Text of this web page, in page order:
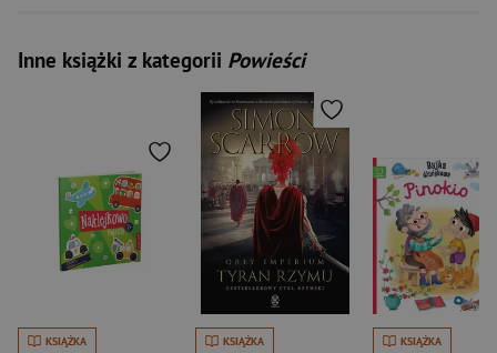
Inne książki z kategorii Powieści
KSIĄŻKA KSIĄŻKA KSIĄŻKA